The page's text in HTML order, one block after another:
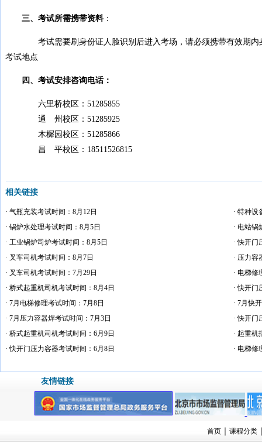
三、考试所需携带资料：
考试需要刷身份证人脸识别后进入考场，请必须携带有效期内身
考试地点
四、考试安排咨询电话：
六里桥校区：51285855
通 州校区：51285925
木樨园校区：51285866
昌 平校区：18511526815
相关链接
· 气瓶充装考试时间：8月12日
· 特种设
· 锅炉水处理考试时间：8月5日
· 电站锅
· 工业锅炉司炉考试时间：8月5日
· 快开门
· 叉车司机考试时间：8月7日
· 压力容
· 叉车司机考试时间：7月29日
· 电梯修
· 桥式起重机司机考试时间：8月4日
· 快开门
· 7月电梯修理考试时间：7月8日
· 7月快
· 7月压力容器焊考试时间：7月3日
· 快开门
· 桥式起重机司机考试时间：6月9日
· 起重机
· 快开门压力容器考试时间：6月8日
· 电梯修
友情链接
首页 课程分类